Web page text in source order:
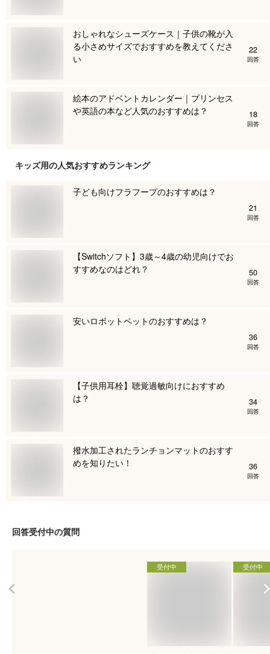
おしゃれなシューズケース｜子供の靴が入
る小さめサイズでおすすめを教えてくださ
い
22
回答
絵本のアドベントカレンダー｜プリンセス
や英語の本など人気のおすすめは？
18
回答
キッズ用の人気おすすめランキング
子ども向けフラフープのおすすめは？
21
回答
【Switchソフト】3歳～4歳の幼児向けでお
すすめなのはどれ？
50
回答
安いロボットペットのおすすめは？
36
回答
【子供用耳栓】聴覚過敏向けにおすすめ
は？
34
回答
撥水加工されたランチョンマットのおすす
めを知りたい！
36
回答
回答受付中の質問
受付中 受付中